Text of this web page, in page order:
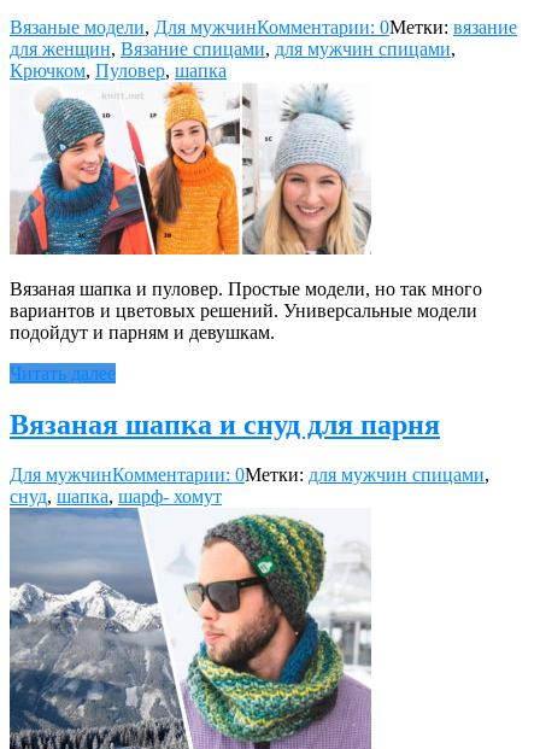
Вязаные модели, Для мужчинКомментарии: 0Метки: вязание
для женщин, Вязание спицами, для мужчин спицами,
Крючком, Пуловер, шапка
Вязаная шапка и пуловер. Простые модели, но так много
вариантов и цветовых решений. Универсальные модели
подойдут и парням и девушкам.
Читать далее
Вязаная шапка и снуд для парня
Для мужчинКомментарии: 0Метки: для мужчин спицами,
снуд, шапка, шарф- хомут